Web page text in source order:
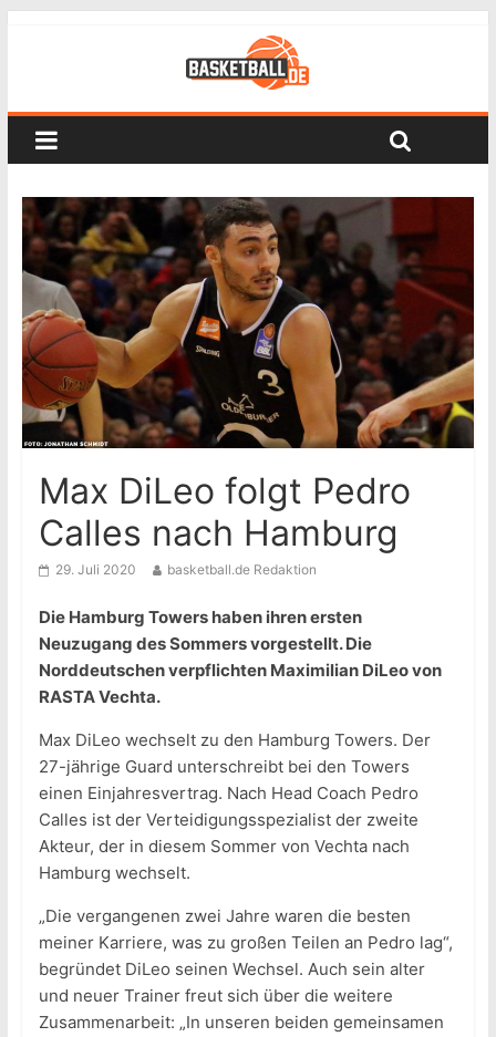
Max DiLeo folgt Pedro
Calles nach Hamburg
29. Juli 2020 basketball.de Redaktion
Die Hamburg Towers haben ihren ersten
Neuzugang des Sommers vorgestellt. Die
Norddeutschen verpflichten Maximilian DiLeo von
RASTA Vechta.
Max DiLeo wechselt zu den Hamburg Towers. Der
27-jährige Guard unterschreibt bei den Towers
einen Einjahresvertrag. Nach Head Coach Pedro
Calles ist der Verteidigungsspezialist der zweite
Akteur, der in diesem Sommer von Vechta nach
Hamburg wechselt.
„Die vergangenen zwei Jahre waren die besten
meiner Karriere, was zu großen Teilen an Pedro lag“,
begründet DiLeo seinen Wechsel. Auch sein alter
und neuer Trainer freut sich über die weitere
Zusammenarbeit: „In unseren beiden gemeinsamen